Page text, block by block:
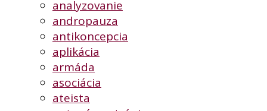
analyzovanie
andropauza
antikoncepcia
aplikácia
armáda
asociácia
ateista